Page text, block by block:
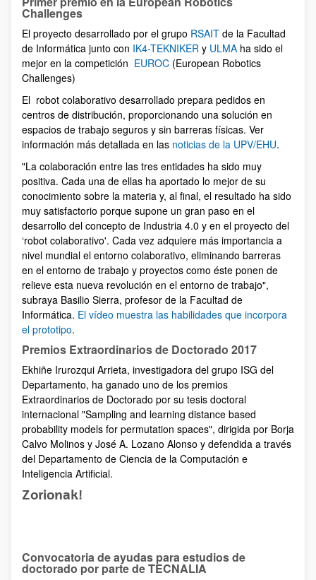
Challenges
El proyecto desarrollado por el grupo RSAIT de la Facultad
de Informática junto con IK4-TEKNIKER y ULMA ha sido el
mejor en la competición EUROC (European Robotics
Challenges)
El robot colaborativo desarrollado prepara pedidos en
centros de distribución, proporcionando una solución en
espacios de trabajo seguros y sin barreras físicas. Ver
información más detallada en las noticias de la UPV/EHU.
"La colaboración entre las tres entidades ha sido muy
positiva. Cada una de ellas ha aportado lo mejor de su
conocimiento sobre la materia y, al final, el resultado ha sido
muy satisfactorio porque supone un gran paso en el
desarrollo del concepto de Industria 4.0 y en el proyecto del
‘robot colaborativo'. Cada vez adquiere más importancia a
nivel mundial el entorno colaborativo, eliminando barreras
en el entorno de trabajo y proyectos como éste ponen de
relieve esta nueva revolución en el entorno de trabajo",
subraya Basilio Sierra, profesor de la Facultad de
Informática. El vídeo muestra las habilidades que incorpora
el prototipo.
Premios Extraordinarios de Doctorado 2017
Ekhiñe Irurozqui Arrieta, investigadora del grupo ISG del
Departamento, ha ganado uno de los premios
Extraordinarios de Doctorado por su tesis doctoral
internacional "Sampling and learning distance based
probability models for permutation spaces", dirigida por Borja
Calvo Molinos y José A. Lozano Alonso y defendida a través
del Departamento de Ciencia de la Computación e
Inteligencia Artificial.
Zorionak!
Convocatoria de ayudas para estudios de
doctorado por parte de TECNALIA